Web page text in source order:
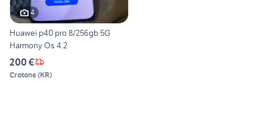
4
Huawei p40 pro 8/256gb 5G
Harmony Os 4.2
200 €
Crotone(KR)